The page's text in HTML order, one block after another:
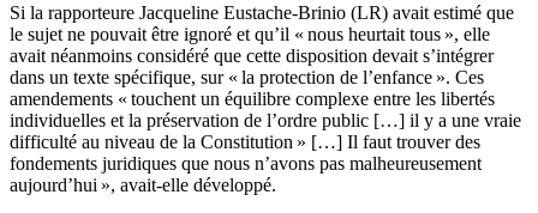
Si la rapporteure Jacqueline Eustache-Brinio (LR) avait estimé que
le sujet ne pouvait être ignoré et qu’il « nous heurtait tous », elle
avait néanmoins considéré que cette disposition devait s’intégrer
dans un texte spécifique, sur « la protection de l’enfance ». Ces
amendements « touchent un équilibre complexe entre les libertés
individuelles et la préservation de l’ordre public […] il y a une vraie
difficulté au niveau de la Constitution » […] Il faut trouver des
fondements juridiques que nous n’avons pas malheureusement
aujourd’hui », avait-elle développé.